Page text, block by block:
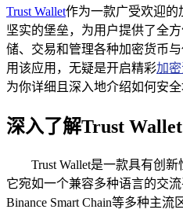
Trust Wallet作为一款广受欢迎的
坚实的堡垒，为用户提供了全
储、交易和管理各种加密货币
用该应用，无疑是开启精彩加
为你详细且深入地介绍如何安全
深入了解Trust Wallet
Trust Wallet是一款具有创
它宛如一个兼容多种语言的交
Binance Smart Chain等多种主